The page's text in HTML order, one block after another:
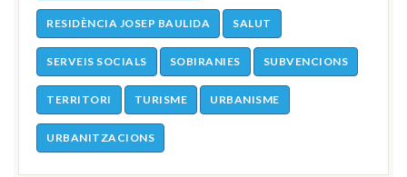
RESIDÈNCIA JOSEP BAULIDA SALUT
SERVEIS SOCIALS SOBIRANIES SUBVENCIONS
TERRITORI TURISME URBANISME
URBANITZACIONS